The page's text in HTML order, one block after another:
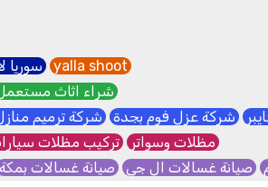
yalla shoot سوريا
شراء اثاث
شركة عزل فوم بجدة شركة ترميم
مظلات وسواتر تركيب مظلات
صيانة غسالات ال جي صيانة غسالات